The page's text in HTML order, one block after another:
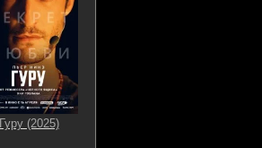
Гуру (2025)